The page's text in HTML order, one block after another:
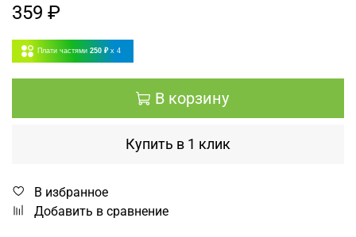
359 ₽
Плати частями 250 ₽ x 4
В корзину
Купить в 1 клик
В избранное
Добавить в сравнение